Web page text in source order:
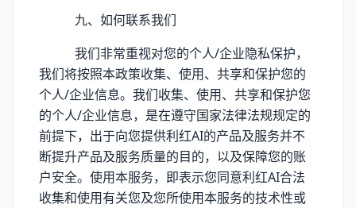
九、如何联系我们
我们非常重视对您的个人/企业隐私保护，
我们将按照本政策收集、使用、共享和保护您的
个人/企业信息。我们收集、使用、共享和保护您
的个人/企业信息，是在遵守国家法律法规规定的
前提下，出于向您提供利红AI的产品及服务并不
断提升产品及服务质量的目的，以及保障您的账
户安全。使用本服务，即表示您同意利红AI合法
收集和使用有关您及您所使用本服务的技术性或